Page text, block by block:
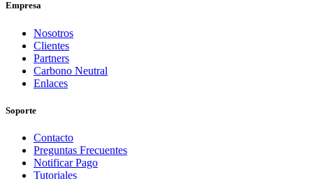
Empresa
Nosotros
Clientes
Partners
Carbono Neutral
Enlaces
Soporte
Contacto
Preguntas Frecuentes
Notificar Pago
Tutoriales